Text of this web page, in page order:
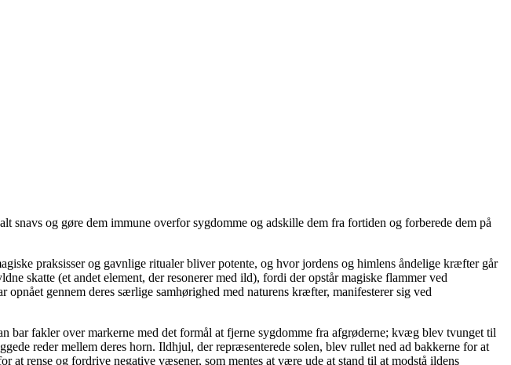
og gøre dem immune overfor sygdomme og adskille dem fra fortiden og forberede dem på
praksisser og gavnlige ritualer bliver potente, og hvor jordens og himlens åndelige kræfter går
skatte (et andet element, der resonerer med ild), fordi der opstår magiske flammer ved
gennem deres særlige samhørighed med naturens kræfter, manifesterer sig ved
bar fakler over markerne med det formål at fjerne sygdomme fra afgrøderne; kvæg blev tvunget til
reder mellem deres horn. Ildhjul, der repræsenterede solen, blev rullet ned ad bakkerne for at
rense og fordrive negative væsener, som mentes at være ude at stand til at modstå ildens